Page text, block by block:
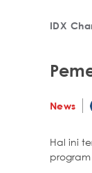
IDX
News
Hal ini